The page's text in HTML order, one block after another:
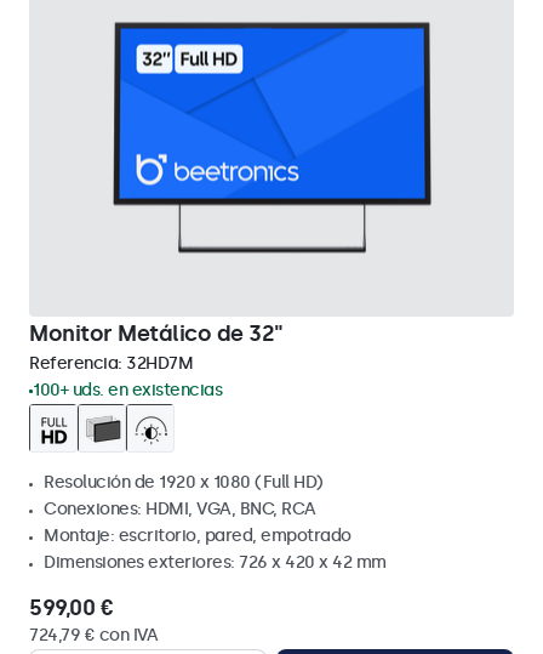
Monitor Metálico de 32"
Referencia: 32HD7M
100+ uds. en existencias
Resolución de 1920 x 1080 (Full HD)
Conexiones: HDMI, VGA, BNC, RCA
Montaje: escritorio, pared, empotrado
Dimensiones exteriores: 726 x 420 x 42 mm
599,00 €
724,79 € con IVA